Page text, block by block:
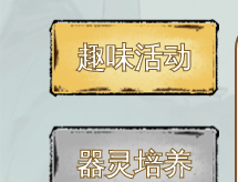
趣味活动
器灵培养